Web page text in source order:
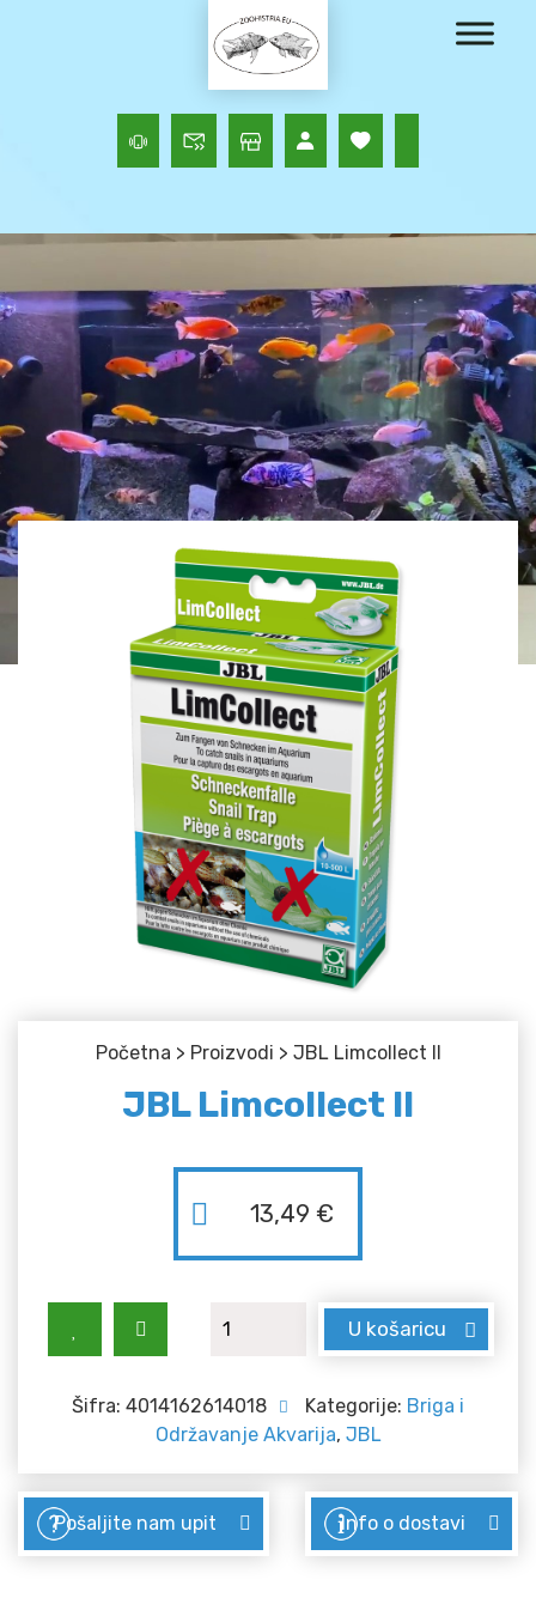
Početna > Proizvodi > JBL Limcollect II
JBL Limcollect II
13,49 €
JBL Limcollect II količina
U košaricu
Šifra: 4014162614018 Kategorije: Briga i
Održavanje Akvarija, JBL
Pošaljite nam upit Info o dostavi